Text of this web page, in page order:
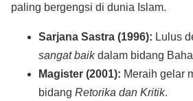
paling bergengsi di dunia Islam.
Sarjana Sastra (1996): Lulus
sangat baikdalam bidang
Magister (2001): Meraih gelar
bidang Retorika dan Kritik.